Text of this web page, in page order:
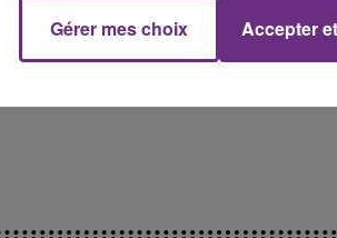
Gérer mes choix Accepter